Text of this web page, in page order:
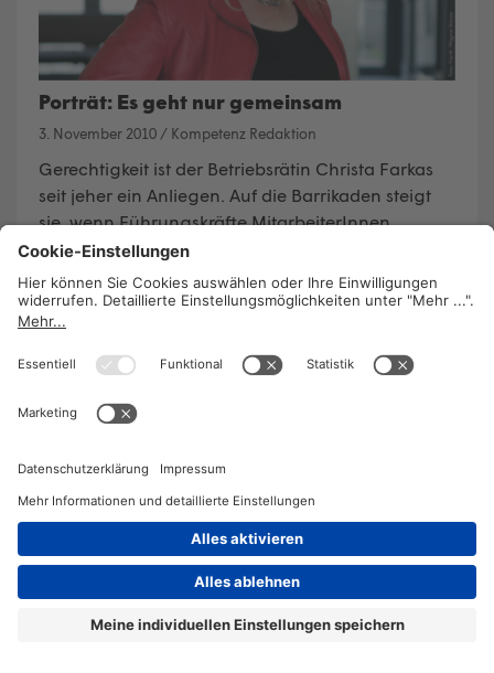
Porträt: Es geht nur gemeinsam
3. November 2010 / Kompetenz Redaktion
Gerechtigkeit ist der Betriebsrätin Christa Farkas
seit jeher ein Anliegen. Auf die Barrikaden steigt
sie, wenn Führungskräfte MitarbeiterInnen
einschüchtern. Seit 2007 ist sie Vorsitzende des
Alpine-Angestelltenbetriebsrats.